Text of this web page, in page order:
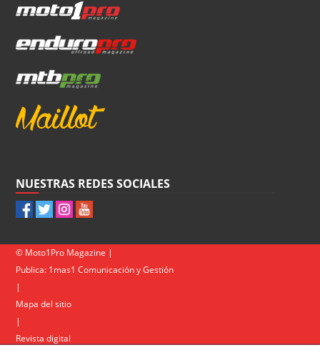
NUESTRAS REDES SOCIALES
© Moto1Pro Magazine |
Publica: 1mas1 Comunicación y Gestión
|
Mapa del sitio
|
Revista digital